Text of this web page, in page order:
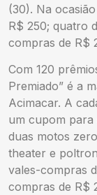
(30). Na
R$ 250; quatro
compras de R$
Com 120
Premiado” é a
Acimacar. A
um cupom
duas motos
theater e
vales-compras
compras de R$